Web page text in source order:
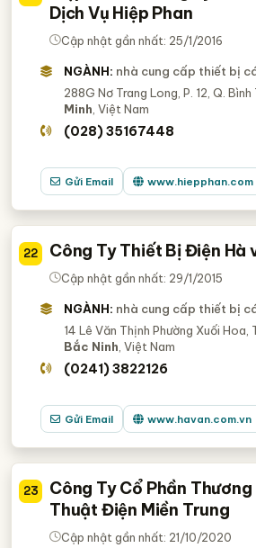
Dịch Vụ Hiệp Phan
Cập nhật gần nhất: 25/1/2016
NGÀNH: nhà cung cấp thiết bị
288G Nơ Trang Long, P. 12, Q. Bình
Minh , Việt Nam
(028) 35167448
Gửi Email www.hiepphan.com
22 Công Ty Thiết Bị Điện Hà
Cập nhật gần nhất: 29/1/2015
NGÀNH: nhà cung cấp thiết bị
14 Lê Văn Thịnh Phường Xuối Hoa,
Bắc Ninh , Việt Nam
(0241) 3822126
Gửi Email www.havan.com.vn
23
Công Ty Cổ Phần Thương
Thuật Điện Miền Trung
Cập nhật gần nhất: 21/10/2020